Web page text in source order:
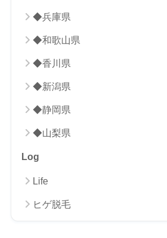
◆兵庫県
◆和歌山県
◆香川県
◆新潟県
◆静岡県
◆山梨県
Log
Life
ヒゲ脱毛